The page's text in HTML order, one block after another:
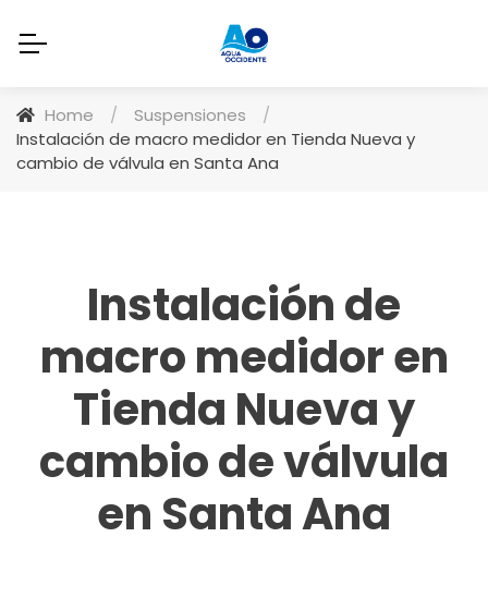
Home / Suspensiones
/
Instalación de macro medidor en Tienda Nueva y
cambio de válvula en Santa Ana
Instalación de
macro medidor en
Tienda Nueva y
cambio de válvula
en Santa Ana